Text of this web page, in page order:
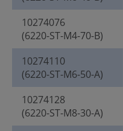
10274076
(6220-ST-M4-70-B)
10274110
(6220-ST-M6-50-A)
10274128
(6220-ST-M8-30-A)